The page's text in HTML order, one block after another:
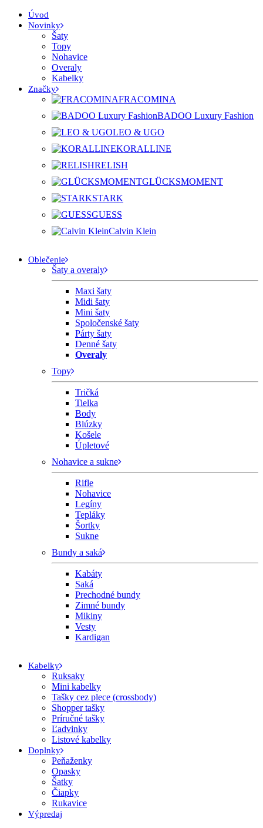
Úvod
Novinky
Šaty
Topy
Nohavice
Overaly
Kabelky
Značky
FRACOMINA
BADOO Luxury Fashion
LEO & UGO
KORALLINE
RELISH
GLÜCKSMOMENT
STARK
GUESS
Calvin Klein
Oblečenie
Šaty a overaly
Maxi šaty
Midi šaty
Mini šaty
Spoločenské šaty
Párty šaty
Denné šaty
Overaly
Topy
Tričká
Tielka
Body
Blúzky
Košele
Úpletové
Nohavice a sukne
Rifle
Nohavice
Legíny
Tepláky
Šortky
Sukne
Bundy a saká
Kabáty
Saká
Prechodné bundy
Zimné bundy
Mikiny
Vesty
Kardigan
Kabelky
Ruksaky
Mini kabelky
Tašky cez plece (crossbody)
Shopper tašky
Príručné tašky
Ľadvinky
Listové kabelky
Doplnky
Peňaženky
Opasky
Šatky
Čiapky
Rukavice
Výpredaj